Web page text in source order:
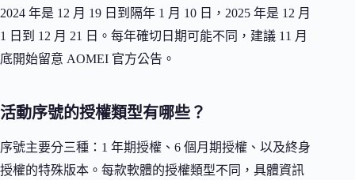
2024 年是 12 月 19 日到隔年 1 月 10 日，2025 年是 12 月
1 日到 12 月 21 日。每年確切日期可能不同，建議 11 月
底開始留意 AOMEI 官方公告。
活動序號的授權類型有哪些？
序號主要分三種：1 年期授權、6 個月期授權、以及終身
授權的特殊版本。每款軟體的授權類型不同，具體資訊